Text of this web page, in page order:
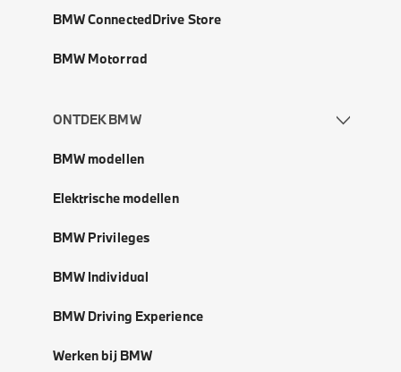
BMW ConnectedDrive Store
BMW Motorrad
ONTDEK BMW
BMW modellen
Elektrische modellen
BMW Privileges
BMW Individual
BMW Driving Experience
Werken bij BMW